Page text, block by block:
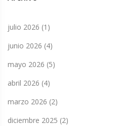
julio 2026 (1)
junio 2026 (4)
mayo 2026 (5)
abril 2026 (4)
marzo 2026 (2)
diciembre 2025 (2)